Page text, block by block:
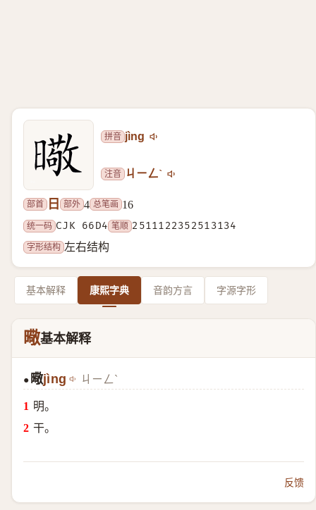
拼音 jìng
注音 ㄐㄧㄥˋ
部首 日 部外 4 总笔画 16
统一码 CJK 66D4 笔顺 2511122352513134
字形结构 左右结构
基本解释 康熙字典 音韵方言 字源字形
曔基本解释
● 曔jìng ㄐㄧㄥˋ
明。
干。
反馈